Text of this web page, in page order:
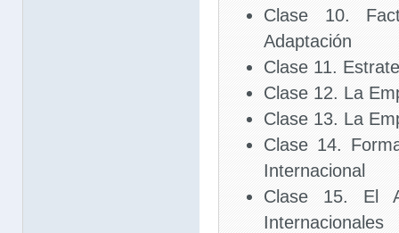
Clase 10.
Adaptación
Clase 11.
Clase 12. La
Clase 13. La
Clase 14.
Internacional
Clase 15. El
Internacionales